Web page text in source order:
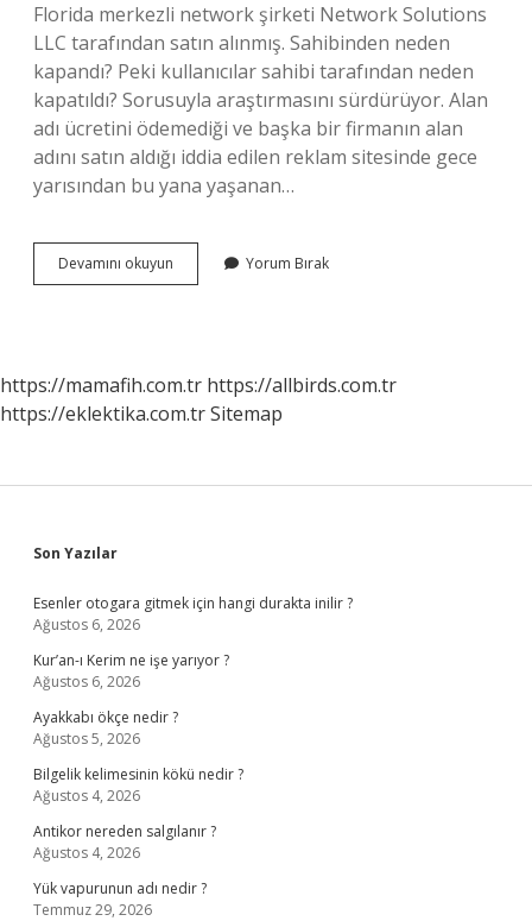
Florida merkezli network şirketi Network Solutions
LLC tarafından satın alınmış. Sahibinden neden
kapandı? Peki kullanıcılar sahibi tarafından neden
kapatıldı? Sorusuyla araştırmasını sürdürüyor. Alan
adı ücretini ödemediği ve başka bir firmanın alan
adını satın aldığı iddia edilen reklam sitesinde gece
yarısından bu yana yaşanan…
Devamını okuyun Sahibinden
Com
Yorum Bırak
https://mamafih.com.tr https://allbirds.com.tr
https://eklektika.com.trSitemap
Sidebar
Son Yazılar
Esenler otogara gitmek için hangi durakta inilir ?
Ağustos 6, 2026
Kur’an-ı Kerim ne işe yarıyor ?
Ağustos 6, 2026
Ayakkabı ökçe nedir ?
Ağustos 5, 2026
Bilgelik kelimesinin kökü nedir ?
Ağustos 4, 2026
Antikor nereden salgılanır ?
Ağustos 4, 2026
Yük vapurunun adı nedir ?
Temmuz 29, 2026